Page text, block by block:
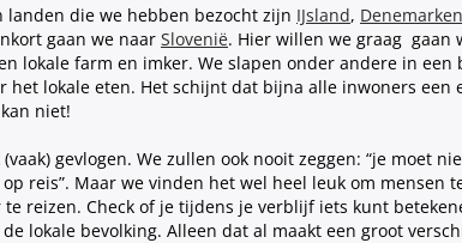
landen die we hebben bezocht zijn IJsland, Denemarken
gaan we naar Slovenië. Hier willen we graag gaan
lokale farm en imker. We slapen onder andere in een
het lokale eten. Het schijnt dat bijna alle inwoners een
niet!
gevlogen. We zullen ook nooit zeggen: “je moet
op reis”. Maar we vinden het wel heel leuk om mensen
reizen. Check of je tijdens je verblijf iets kunt
lokale bevolking. Alleen dat al maakt een groot